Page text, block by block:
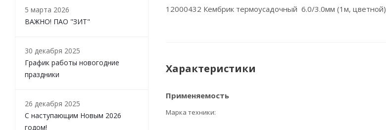
12000432 Кембрик термоусадочный 6.0/3.0мм (1м, цветной)
Характеристики
Применяемость
Марка техники
5 марта 2026
ВАЖНО! ПАО "ЗИТ"
30 декабря 2025
График работы новогодние
праздники
26 декабря 2025
С наступающим Новым 2026
годом!